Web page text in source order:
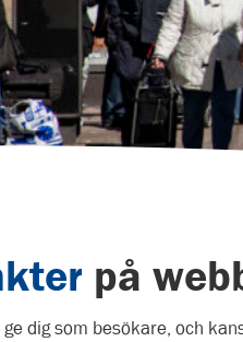
på
dig som besökare, och